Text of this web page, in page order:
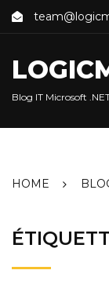
Skip
Blog IT Microsoft
HOME